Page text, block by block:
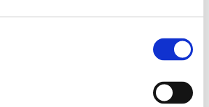
– 1976
8.9.23 – 10.3.24